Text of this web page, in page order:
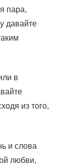
пара,
давайте
в
из того,
и слова
любви,